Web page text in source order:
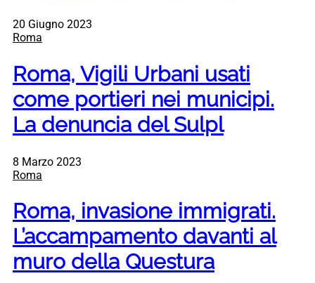
20 Giugno 2023
Roma
Roma, Vigili Urbani usati
come portieri nei municipi.
La denuncia del Sulpl
8 Marzo 2023
Roma
Roma, invasione immigrati.
L’accampamento davanti al
muro della Questura